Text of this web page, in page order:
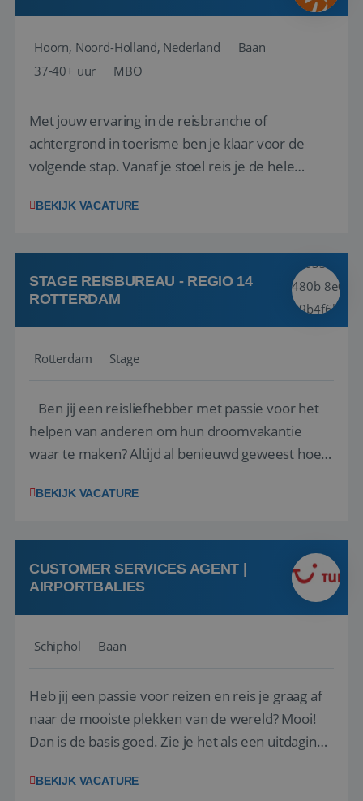
Hoorn, Noord-Holland, Nederland
Baan
37-40+ uur
MBO
Met jouw ervaring in de reisbranche of
achtergrond in toerisme ben je klaar voor de
volgende stap. Vanaf je stoel reis je de hele
wensen van je team, je klant en wat er in de
klanten te overtuigen om die droomreis te
boeken! ...
BEKIJK VACATURE
STAGE REISBUREAU - REGIO 14
ROTTERDAM
Rotterdam Stage
Ben jij een reisliefhebber met passie voor het
helpen van anderen om hun droomvakantie
waar te maken? Altijd al benieuwd geweest hoe
van de grootste reisorganisaties? Dan is een
op zoek naar een enthousiaste, leergie...
BEKIJK VACATURE
CUSTOMER SERVICES AGENT |
AIRPORTBALIES
Schiphol Baan
Heb jij een passie voor reizen en reis je graag af
naar de mooiste plekken van de wereld? Mooi!
Dan is de basis goed. Zie je het als een uitdaging
het samenstellen en boeken van de perfecte
BEKIJK VACATURE